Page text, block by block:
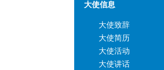
大使信息
大使致辞
大使简历
大使活动
大使讲话